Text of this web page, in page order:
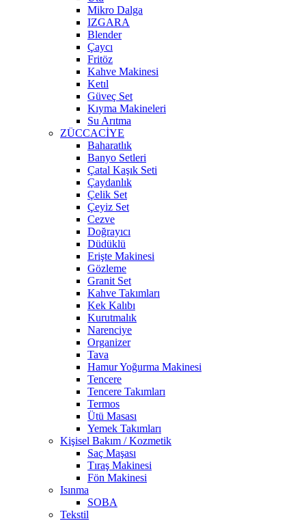
Mikro Dalga
IZGARA
Blender
Çaycı
Fritöz
Kahve Makinesi
Ketıl
Güveç Set
Kıyma Makineleri
Su Arıtma
ZÜCCACİYE
Baharatlık
Banyo Setleri
Çatal Kaşık Seti
Çaydanlık
Çelik Set
Çeyiz Set
Cezve
Doğrayıcı
Düdüklü
Erişte Makinesi
Gözleme
Granit Set
Kahve Takımları
Kek Kalıbı
Kurutmalık
Narenciye
Organizer
Tava
Hamur Yoğurma Makinesi
Tencere
Tencere Takımları
Termos
Ütü Masası
Yemek Takımları
Kişisel Bakım / Kozmetik
Saç Maşası
Tıraş Makinesi
Fön Makinesi
Isınma
SOBA
Tekstil